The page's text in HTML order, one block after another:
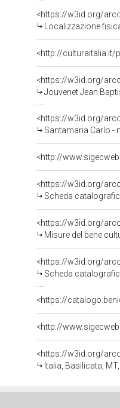
<https://w3id.org/
Localizzazione
<http://
<https://w3id.org/
Jouvenet Jean
<https://w3id.org/
Santamaria Carlo -
<http://
<https://w3id.org/
Scheda
<https://w3id.org/
Misure del bene
<https://w3id.org/
Scheda
<https://
<http://
<https://w3id.org/
Italia, Basilicata,